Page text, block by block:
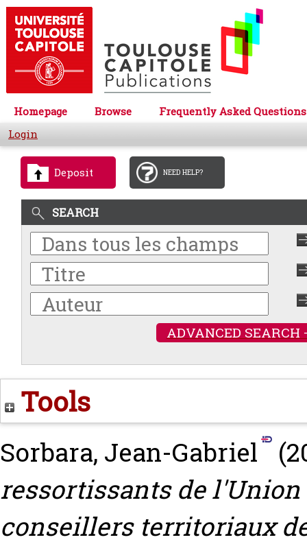
Homepage Browse
Frequently Asked Questions
Login
Deposit NEED HELP?
SEARCH
ADVANCED SEARCH
Tools
Sorbara, Jean-Gabriel
ressortissants de
conseillers territoriaux